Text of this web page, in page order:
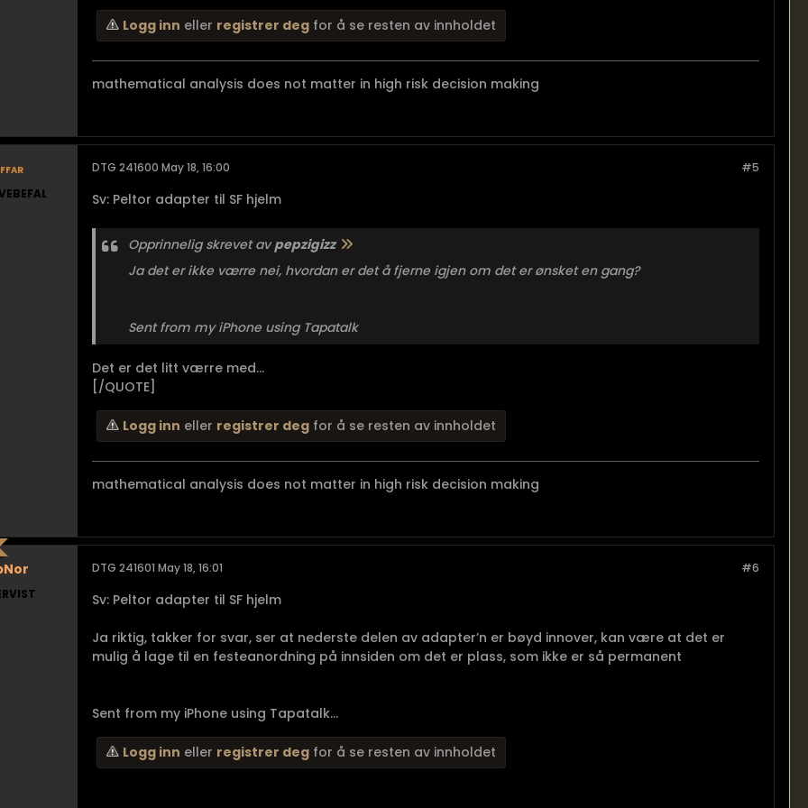
Logg inn eller registrer deg for å se resten av innholdet
mathematical analysis does not matter in high risk decision making
#5
DTG 241600 May 18, 16:00
Sv: Peltor adapter til SF hjelm
Opprinnelig skrevet avpepzigizz
Ja det er ikke værre nei, hvordan er det å fjerne igjen om det er ønsket en gang?
Sent from my iPhone using Tapatalk
Det er det litt værre med...
[/QUOTE]
Logg inn eller registrer deg for å se resten av innholdet
mathematical analysis does not matter in high risk decision making
#6
DTG 241601 May 18, 16:01
Sv: Peltor adapter til SF hjelm
Ja riktig, takker for svar, ser at nederste delen av adapter’n er bøyd innover, kan være at det er
mulig å lage til en festeanordning på innsiden om det er plass, som ikke er så permanent
Sent from my iPhone using Tapatalk...
Logg inn eller registrer deg for å se resten av innholdet